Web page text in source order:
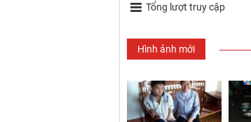
Tổng lượt truy cập
Hình ảnh mới